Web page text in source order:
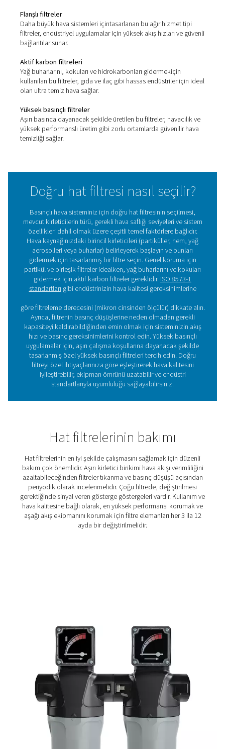
HP 350 Yüksek Basınç Filtreleri
HP 350 yüksek basınç filtreleri, 350 bar'a (5075 psi)
sistemler için olağanüstü hava saflığı ve güvenilirlik
koşullarda güvenli ve verimli performans sağlar,
sistem verimliliğini optimize eder.
Hava filtreleri nasıl çalışır?
Hat filtreleri, içinden basınçlı hava geçerken kirleticileri
yakalayarak çalışır. Çeşitli uygulamalar için uygun farklı
filtreleri vardır: